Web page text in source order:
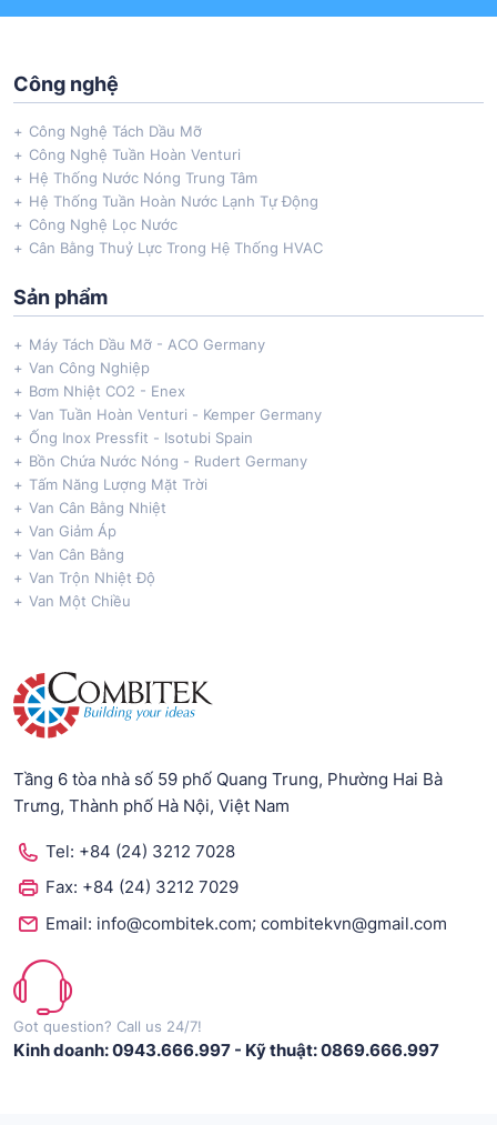
Công nghệ
Công Nghệ Tách Dầu Mỡ
Công Nghệ Tuần Hoàn Venturi
Hệ Thống Nước Nóng Trung Tâm
Hệ Thống Tuần Hoàn Nước Lạnh Tự Động
Công Nghệ Lọc Nước
Cân Bằng Thuỷ Lực Trong Hệ Thống HVAC
Sản phẩm
Máy Tách Dầu Mỡ - ACO Germany
Van Công Nghiệp
Bơm Nhiệt CO2 - Enex
Van Tuần Hoàn Venturi - Kemper Germany
Ống Inox Pressfit - Isotubi Spain
Bồn Chứa Nước Nóng - Rudert Germany
Tấm Năng Lượng Mặt Trời
Van Cân Bằng Nhiệt
Van Giảm Áp
Van Cân Bằng
Van Trộn Nhiệt Độ
Van Một Chiều
Tầng 6 tòa nhà số 59 phố Quang Trung, Phường Hai Bà
Trưng, Thành phố Hà Nội, Việt Nam
Tel: +84 (24) 3212 7028
Fax: +84 (24) 3212 7029
Email: info@combitek.com; combitekvn@gmail.com
Got question? Call us 24/7!
Kinh doanh: 0943.666.997 - Kỹ thuật: 0869.666.997